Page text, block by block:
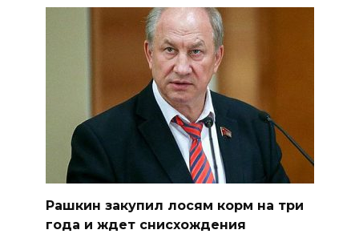
Рашкин закупил лосям корм на три
года и ждет снисхождения